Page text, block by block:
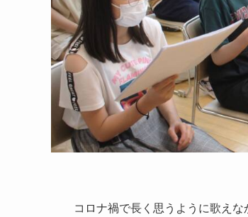
コロナ禍で長く思うように歌え